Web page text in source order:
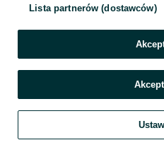
Lista partnerów (dostawców)